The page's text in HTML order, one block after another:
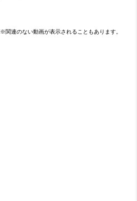
※関連のない動画が表示されることもあります。